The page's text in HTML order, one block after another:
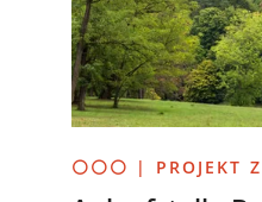
⚪⚪⚪ | PROJEKT